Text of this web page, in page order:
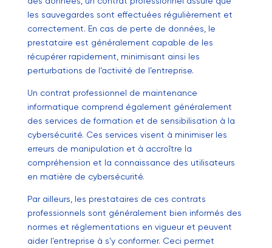
les sauvegardes sont effectuées régulièrement et
correctement. En cas de perte de données, le
prestataire est généralement capable de les
récupérer rapidement, minimisant ainsi les
perturbations de l’activité de l’entreprise.
Un contrat professionnel de maintenance
informatique comprend également généralement
des services de formation et de sensibilisation à la
cybersécurité. Ces services visent à minimiser les
erreurs de manipulation et à accroître la
compréhension et la connaissance des utilisateurs
en matière de cybersécurité.
Par ailleurs, les prestataires de ces contrats
professionnels sont généralement bien informés des
normes et réglementations en vigueur et peuvent
aider l’entreprise à s’y conformer. Ceci permet